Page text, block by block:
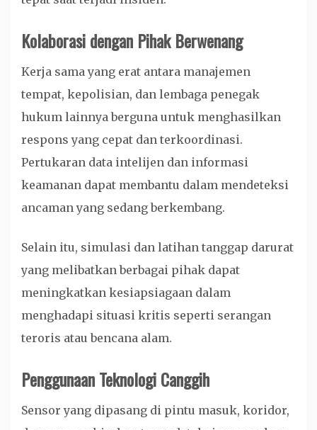
Kolaborasi dengan Pihak Berwenang
Kerja sama yang erat antara manajemen
tempat, kepolisian, dan lembaga penegak
hukum lainnya berguna untuk menghasilkan
respons yang cepat dan terkoordinasi.
Pertukaran data intelijen dan informasi
keamanan dapat membantu dalam mendeteksi
ancaman yang sedang berkembang.
Selain itu, simulasi dan latihan tanggap darurat
yang melibatkan berbagai pihak dapat
meningkatkan kesiapsiagaan dalam
menghadapi situasi kritis seperti serangan
teroris atau bencana alam.
Penggunaan Teknologi Canggih
Sensor yang dipasang di pintu masuk, koridor,